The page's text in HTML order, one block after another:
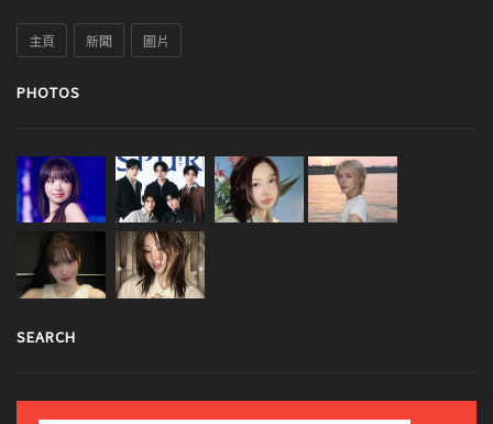
主頁 新聞 圖片
PHOTOS
SEARCH